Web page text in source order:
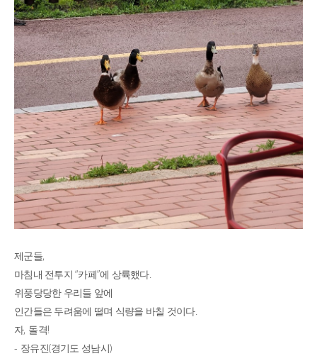
제군들,
마침내 전투지“카페”에 상륙했다.
위풍당당한 우리들 앞에
인간들은 두려움에 떨며 식량을 바칠 것이다.
자, 돌격!
- 장유진(경기도 성남시)